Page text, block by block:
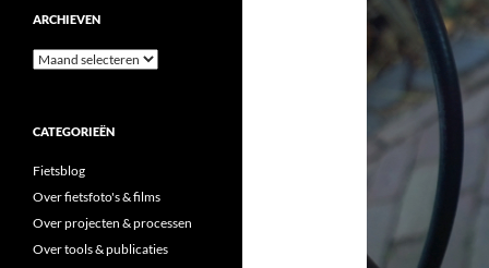
ARCHIEVEN
Archieven
CATEGORIEËN
Fietsblog
Over fietsfoto's & films
Over projecten & processen
Over tools & publicaties